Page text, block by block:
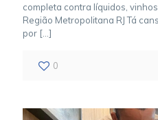
completa contra líquidos,
Região Metropolitana RJ Tá
por […]
0